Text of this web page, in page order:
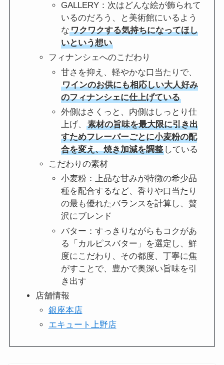
GALLERY：次はどんな絵が飾られて
いるのだろう、と美術館にいるよう
なワクワクする気持ちになってほし
いという想い
フィナンシェへのこだわり
甘さを抑え、軽やかな口当たりで、
ワインのお供にも相応しい大人好み
のフィナンシェに仕上げている
外側はさくっと、内側はしっとり仕
上げ、素材の旨味を最大限に引き出
すためフレーバーごとに小麦粉の配
合を変え、焼き加減を調整 している
こだわりの素材
小麦粉：上品な甘みが特徴の希少品
種を配合するなど、香りや口当たり
の最も優れたバランスを計算し、贅
沢にブレンド
バター：すっきりながらもコクがあ
る「カルピスバター」を選定し、鮮
度にこだわり、その都度、丁寧に焦
がすことで、豊かで奥深い旨味を引
き出す
店舗情報
銀座本店
エキュート上野店